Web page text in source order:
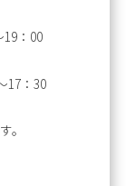
：00
：30
。